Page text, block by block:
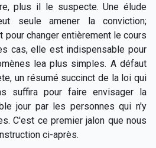
plus il le suspecte. Une élude
seule amener la conviction;
pour changer entièrement le cours
cas, elle est indispensable pour
lea plus simples. A défaut
un résumé succinct de la loi qui
suffira pour faire envisager la
jour par les personnes qui n'y
C'est ce premier jalon que nous
ci-après.